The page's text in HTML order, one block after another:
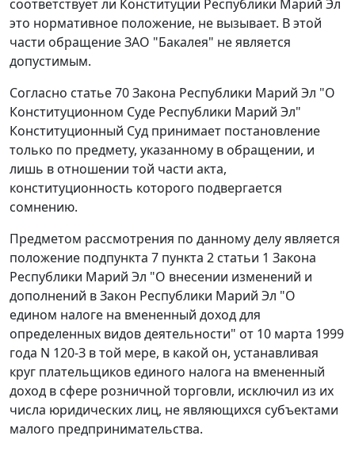
соответствует ли Конституции Республики Марий Эл
это нормативное положение, не вызывает. В этой
части обращение ЗАО "Бакалея" не является
допустимым.
Согласно статье 70Закона Республики Марий Эл "О
Конституционном Суде Республики Марий Эл"
Конституционный Суд принимает постановление
только по предмету, указанному в обращении, и
лишь в отношении той части акта,
конституционность которого подвергается
сомнению.
Предметом рассмотрения по данному делу является
положение подпункта 7 пункта 2 статьи 1 Закона
Республики Марий Эл "О внесении изменений и
дополнений в Закон Республики Марий Эл "О
едином налоге на вмененный доход для
определенных видов деятельности" от 10 марта 1999
года N 120-З в той мере, в какой он, устанавливая
круг плательщиков единого налога на вмененный
доход в сфере розничной торговли, исключил из их
числа юридических лиц, не являющихся субъектами
малого предпринимательства.